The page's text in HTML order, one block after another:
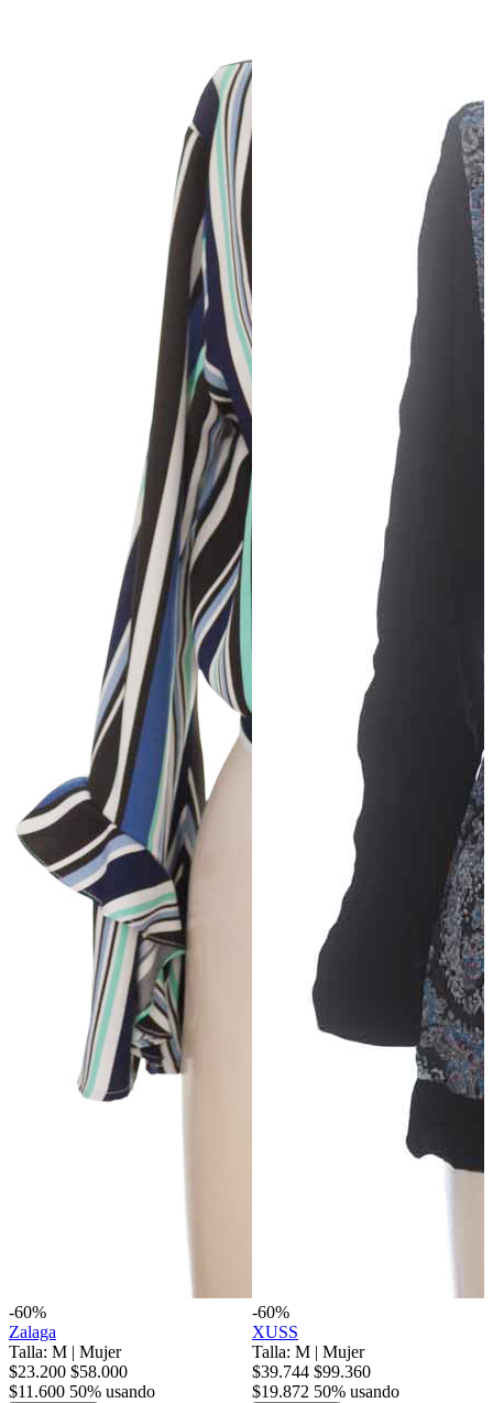
-60%
Zalaga
Talla: M | Mujer
$23.200 $58.000
$11.600 50% usando
-60%
XUSS
Talla: M | Mujer
$39.744 $99.360
$19.872 50% usando